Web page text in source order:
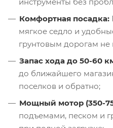
Комфортная посадка:
мягкое седло и
грунтовым дорогам не
Запас хода до 50-60
до ближайшего
поселков и обратно;
Мощный мотор (350-
подъемами, песком и